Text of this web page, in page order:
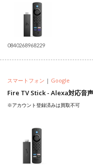
0840268968229
スマートフォン | Google
Fire TV Stick - Alexa対応音
※アカウント登録済みは買取不可